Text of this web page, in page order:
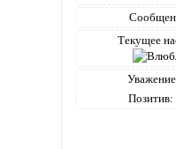
Текущее
Позитив: